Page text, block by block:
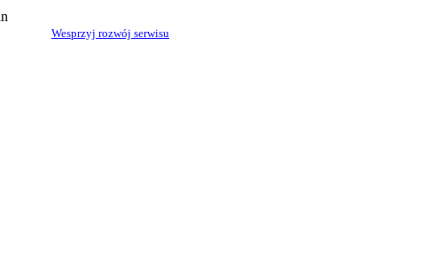
Wesprzyj rozwój serwisu